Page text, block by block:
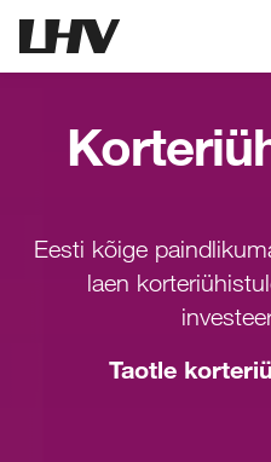
Eesti kõige
laen
Taotle